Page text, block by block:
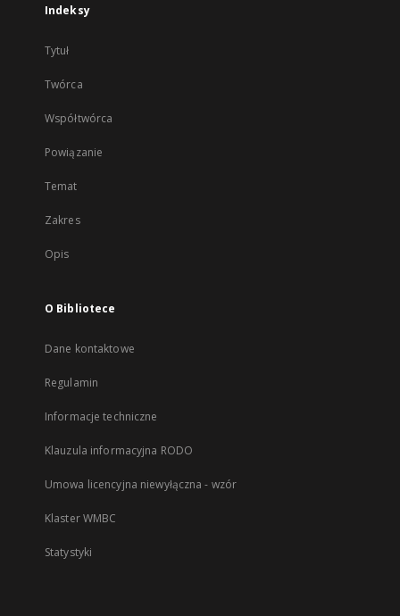
Indeksy
Tytuł
Twórca
Współtwórca
Powiązanie
Temat
Zakres
Opis
O Bibliotece
Dane kontaktowe
Regulamin
Informacje techniczne
Klauzula informacyjna RODO
Umowa licencyjna niewyłączna - wzór
Klaster WMBC
Statystyki